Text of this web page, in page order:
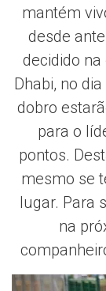
mantém
desde
decidido
Dhabi, no
dobro
para o
pontos.
mesmo se
lugar. Para
na